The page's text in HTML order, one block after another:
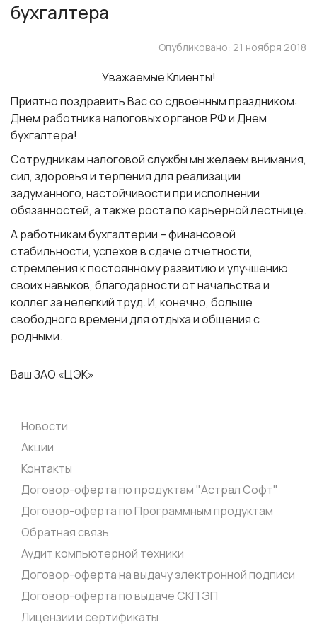
бухгалтера
Опубликовано: 21 ноября 2018
Уважаемые Клиенты!
Приятно поздравить Вас со сдвоенным праздником:
Днем работника налоговых органов РФ и Днем
бухгалтера!
Сотрудникам налоговой службы мы желаем внимания,
сил, здоровья и терпения для реализации
задуманного, настойчивости при исполнении
обязанностей, а также роста по карьерной лестнице.
А работникам бухгалтерии – финансовой
стабильности, успехов в сдаче отчетности,
стремления к постоянному развитию и улучшению
своих навыков, благодарности от начальства и
коллег за нелегкий труд. И, конечно, больше
свободного времени для отдыха и общения с
родными.
Ваш ЗАО «ЦЭК»
Новости
Акции
Контакты
Договор-оферта по продуктам "Астрал Софт"
Договор-оферта по Программным продуктам
Обратная связь
Аудит компьютерной техники
Договор-оферта на выдачу электронной подписи
Договор-оферта по выдаче СКП ЭП
Лицензии и сертификаты